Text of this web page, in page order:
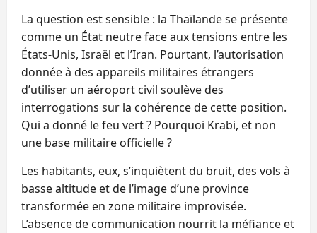
La question est sensible : la Thaïlande se présente
comme un État neutre face aux tensions entre les
États-Unis, Israël et l’Iran. Pourtant, l’autorisation
donnée à des appareils militaires étrangers
d’utiliser un aéroport civil soulève des
interrogations sur la cohérence de cette position.
Qui a donné le feu vert ? Pourquoi Krabi, et non
une base militaire officielle ?
Les habitants, eux, s’inquiètent du bruit, des vols à
basse altitude et de l’image d’une province
transformée en zone militaire improvisée.
L’absence de communication nourrit la méfiance et